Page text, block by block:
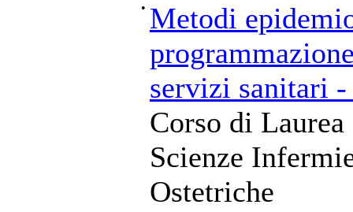
• Metodi
servizi sanitari
Corso di
Scienze
Ostetriche